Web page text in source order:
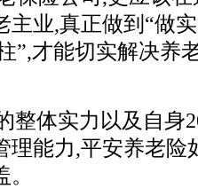
主业,真正做到“做
”,才能切实解决养
整体实力以及自身
理能力,平安养老险